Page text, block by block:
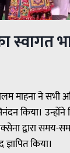
का स्वागत
नीलम माहना ने
किया।
द्वारा समय-
किया।